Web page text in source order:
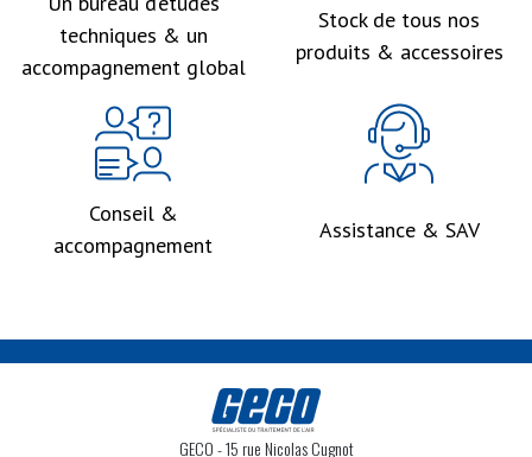
techniques & un
accompagnement global
Stock de tous nos
produits & accessoires
Conseil &
accompagnement
Assistance & SAV
GECO- 15 rue Nicolas Cugnot